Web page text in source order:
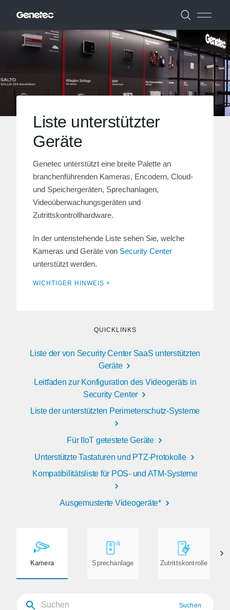
Liste unterstützter
Geräte
Genetec unterstützt eine breite Palette an
branchenführenden Kameras, Encodern, Cloud-
und Speichergeräten, Sprechanlagen,
Videoüberwachungsgeräten und
Zutrittskontrollhardware.
In der untenstehende Liste sehen Sie, welche
Kameras und Geräte von Security Center
unterstützt werden.
WICHTIGER HINWEIS +
QUICKLINKS
Liste der von Security Center SaaS unterstützten
Geräte
Leitfaden zur Konfiguration des Videogeräts in
Security Center
Liste der unterstützten Perimeterschutz-Systeme
Für IIoT getestete Geräte
Unterstützte Tastaturen und PTZ-Protokolle
Kompatibilitätsliste für POS- und ATM-Systeme
Ausgemusterte Videogeräte*
Kamera Sprechanlage Zutrittskontrolle
Suchen